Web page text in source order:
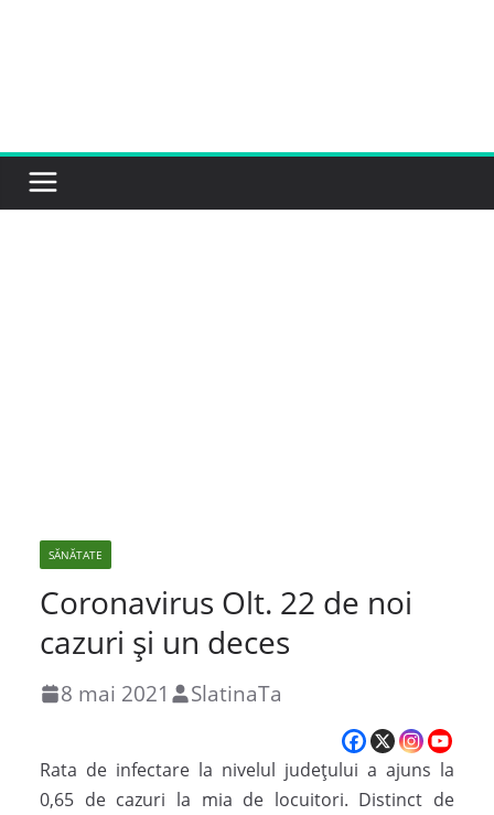
SĂNĂTATE
Coronavirus Olt. 22 de noi
cazuri și un deces
8 mai 2021 SlatinaTa
Rata de infectare la nivelul judeţului a ajuns la
0,65 de cazuri la mia de locuitori. Distinct de